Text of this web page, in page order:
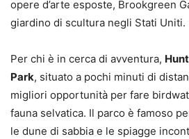
opere d’arte esposte, Brookgreen
giardino di scultura negli Stati Uniti.
Per chi è in cerca di avventura,
Park, situato a pochi minuti di
migliori opportunità per fare
fauna selvatica. Il parco è famoso
le dune di sabbia e le spiagge